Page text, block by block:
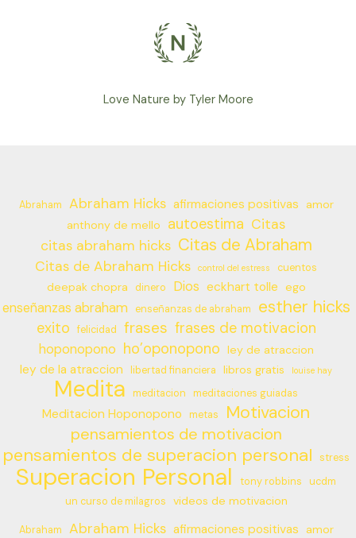
Love Nature by Tyler Moore
Abraham Abraham Hicks afirmaciones positivas
amor
anthony de mello
autoestima Citas
citas abraham hicks Citas de Abraham
Citas de Abraham Hicks control del estress cuentos
deepak chopra dinero Dios eckhart tolle ego
enseñanzas abraham enseñanzas de abraham esther hicks
exito felicidad frases frases de motivacion
hoponopono ho’oponopono ley de atraccion
ley de la atraccion libertad financiera libros gratis louise hay
Medita meditacion meditaciones guiadas
Meditacion Hoponopono metas Motivacion
pensamientos de motivacion
pensamientos de superacion personal stress
Superacion Personal tony robbins
ucdm
un curso de milagros
videos de motivacion
Abraham Abraham Hicks afirmaciones positivas
amor